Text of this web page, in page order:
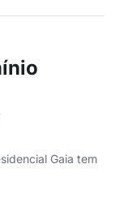
Gaia tem